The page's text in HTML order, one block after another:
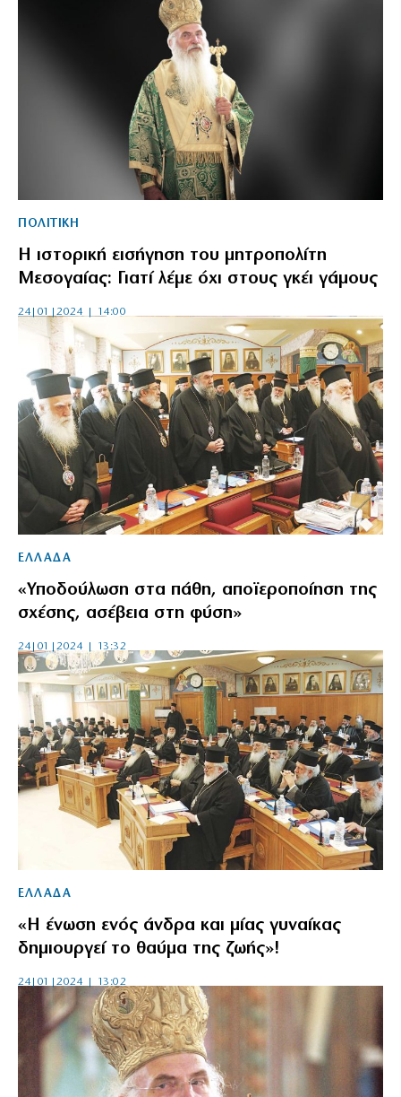
ΠΟΛΙΤΙΚΗ
H ιστορική εισήγηση του μητροπολίτη
Μεσογαίας: Γιατί λέμε όχι στους γκέι γάμους
24|01|2024 | 14:00
ΕΛΛΑΔΑ
«Υποδούλωση στα πάθη, αποϊεροποίηση της
σχέσης, ασέβεια στη φύση»
24|01|2024 | 13:32
ΕΛΛΑΔΑ
«Η ένωση ενός άνδρα και μίας γυναίκας
δημιουργεί το θαύμα της ζωής»!
24|01|2024 | 13:02